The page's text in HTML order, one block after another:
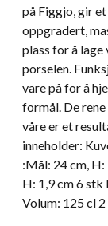
på Figgjo, gir
oppgradert,
plass for å
porselen.
vare på for å
formål. De
våre er et
inneholder:
:Mål: 24 cm,
H: 1,9 cm 6 stk
Volum: 125 cl